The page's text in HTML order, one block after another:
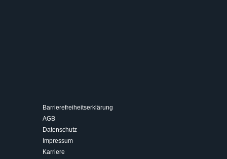
Barrierefreiheitserklärung
AGB
Datenschutz
Impressum
Karriere